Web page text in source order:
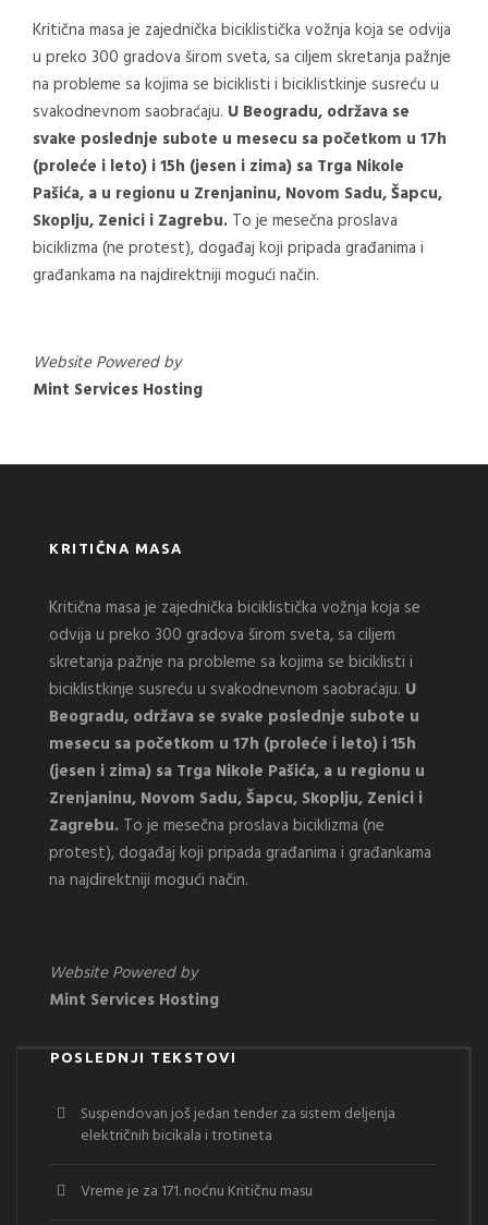
Kritična masa je zajednička biciklistička vožnja koja se odvija
u preko 300 gradova širom sveta, sa ciljem skretanja pažnje
na probleme sa kojima se biciklisti i biciklistkinje susreću u
svakodnevnom saobraćaju. U Beogradu, održava se
svake poslednje subote u mesecu sa početkom u 17h
(proleće i leto) i 15h (jesen i zima) sa Trga Nikole
Pašića, a u regionu u Zrenjaninu, Novom Sadu, Šapcu,
Skoplju, Zenici i Zagrebu. To je mesečna proslava
biciklizma (ne protest), događaj koji pripada građanima i
građankama na najdirektniji mogući način.
Website Powered by
Mint Services Hosting
KRITIČNA MASA
Kritična masa je zajednička biciklistička vožnja koja se
odvija u preko 300 gradova širom sveta, sa ciljem
skretanja pažnje na probleme sa kojima se biciklisti i
biciklistkinje susreću u svakodnevnom saobraćaju. U
Beogradu, održava se svake poslednje subote u
mesecu sa početkom u 17h (proleće i leto) i 15h
(jesen i zima) sa Trga Nikole Pašića, a u regionu u
Zrenjaninu, Novom Sadu, Šapcu, Skoplju, Zenici i
Zagrebu. To je mesečna proslava biciklizma (ne
protest), događaj koji pripada građanima i građankama
na najdirektniji mogući način.
Website Powered by
Mint Services Hosting
POSLEDNJI TEKSTOVI
Suspendovan još jedan tender za sistem deljenja
električnih bicikala i trotineta
Vreme je za 171. noćnu Kritičnu masu